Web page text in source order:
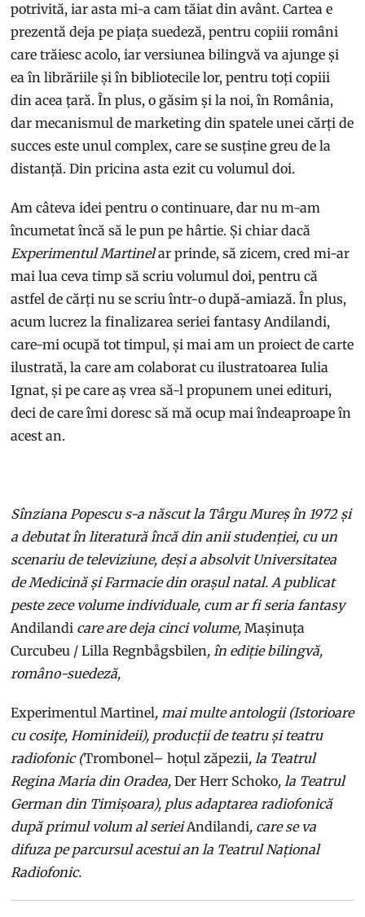
potrivită, iar asta mi-a cam tăiat din avânt. Cartea e
prezentă deja pe piața suedeză, pentru copiii români
care trăiesc acolo, iar versiunea bilingvă va ajunge și
ea în librăriile și în bibliotecile lor, pentru toți copiii
din acea țară. În plus, o găsim și la noi, în România,
dar mecanismul de marketing din spatele unei cărți de
succes este unul complex, care se susține greu de la
distanță. Din pricina asta ezit cu volumul doi.
Am câteva idei pentru o continuare, dar nu m-am
încumetat încă să le pun pe hârtie. Și chiar dacă
Experimentul Martinelar prinde, să zicem, cred mi-ar
mai lua ceva timp să scriu volumul doi, pentru că
astfel de cărți nu se scriu într-o după-amiază. În plus,
acum lucrez la finalizarea seriei fantasy Andilandi,
care-mi ocupă tot timpul, și mai am un proiect de carte
ilustrată, la care am colaborat cu ilustratoarea Iulia
Ignat, și pe care aș vrea să-l propunem unei edituri,
deci de care îmi doresc să mă ocup mai îndeaproape în
acest an.
Sînziana Popescu s-a născut la Târgu Mureș în 1972 și
a debutat în literatură încă din anii studenției, cu un
scenariu de televiziune, deși a absolvit Universitatea
de Medicină și Farmacie din orașul natal. A publicat
peste zece volume individuale, cum ar fi seria fantasy
Andilandi care are deja cinci volume,Mașinuța
Curcubeu / Lilla Regnbågsbilen, în ediție bilingvă,
româno-suedeză,
Experimentul Martinel, mai multe antologii (Istorioare
cu cosiţe, Hominideii), producții de teatru și teatru
radiofonic (Trombonel– hoțul zăpezii, la Teatrul
Regina Maria din Oradea,Der Herr Schoko, la Teatrul
German din Timișoara), plus adaptarea radiofonică
după primul volum al serieiAndilandi, care se va
difuza pe parcursul acestui an la Teatrul Național
Radiofonic.